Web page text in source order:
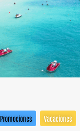
Promociones Vacaciones